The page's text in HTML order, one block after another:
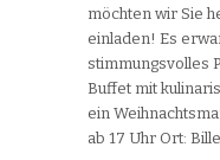
möchten wir Sie
einladen! Es
stimmungsvolles
Buffet mit
ein
ab 17 Uhr Ort: